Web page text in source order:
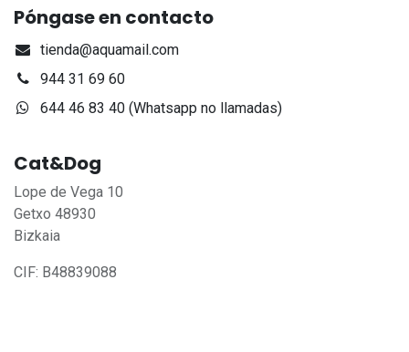
Póngase en contacto
tienda@aquamail.com
944 31 69 60
644 46 83 40 (Whatsapp no llamadas)
Cat&Dog
Lope de Vega 10
Getxo 48930
Bizkaia
CIF: B48839088